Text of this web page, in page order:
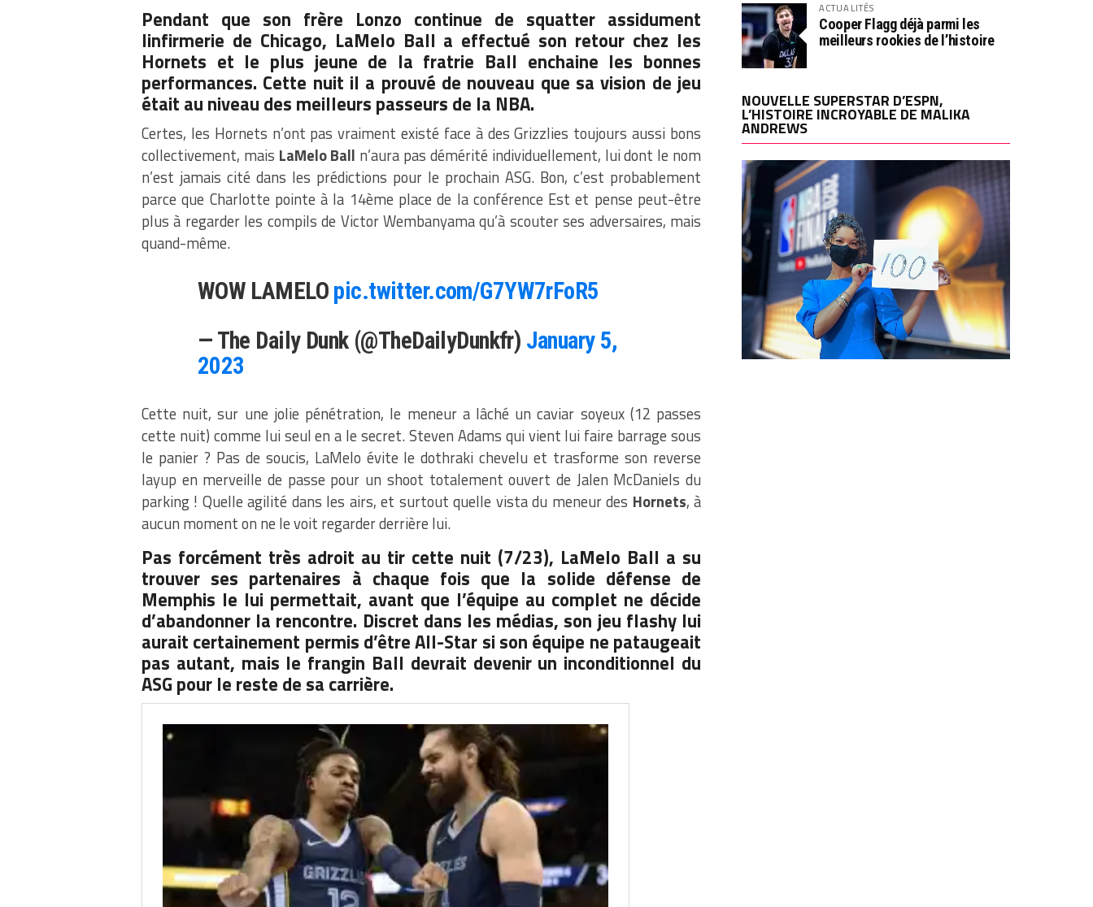
Pendant que son frère Lonzo continue de squatter assidument
linfirmerie de Chicago, LaMelo Ball a effectué son retour chez les
Hornets et le plus jeune de la fratrie Ball enchaine les bonnes
performances. Cette nuit il a prouvé de nouveau que sa vision de jeu
était au niveau des meilleurs passeurs de la NBA.
Certes, les Hornets n’ont pas vraiment existé face à des Grizzlies toujours aussi bons
collectivement, mais LaMelo Ball n’aura pas démérité individuellement, lui dont le nom
n’est jamais cité dans les prédictions pour le prochain ASG. Bon, c’est probablement
parce que Charlotte pointe à la 14ème place de la conférence Est et pense peut-être
plus à regarder les compils de Victor Wembanyama qu’à scouter ses adversaires, mais
quand-même.
WOW LAMELO pic.twitter.com/G7YW7rFoR5
— The Daily Dunk (@TheDailyDunkfr) January 5,
2023
Cette nuit, sur une jolie pénétration, le meneur a lâché un caviar soyeux (12 passes
cette nuit) comme lui seul en a le secret. Steven Adams qui vient lui faire barrage sous
le panier ? Pas de soucis, LaMelo évite le dothraki chevelu et trasforme son reverse
layup en merveille de passe pour un shoot totalement ouvert de Jalen McDaniels du
parking ! Quelle agilité dans les airs, et surtout quelle vista du meneur des Hornets, à
aucun moment on ne le voit regarder derrière lui.
Pas forcément très adroit au tir cette nuit (7/23), LaMelo Ball a su
trouver ses partenaires à chaque fois que la solide défense de
Memphis le lui permettait, avant que l’équipe au complet ne décide
d’abandonner la rencontre. Discret dans les médias, son jeu flashy lui
aurait certainement permis d’être All-Star si son équipe ne pataugeait
pas autant, mais le frangin Ball devrait devenir un inconditionnel du
ASG pour le reste de sa carrière.
ACTUALITÉS
Cooper Flagg déjà parmi les
meilleurs rookies de l’histoire
NOUVELLE SUPERSTAR D’ESPN,
L’HISTOIRE INCROYABLE DE MALIKA
ANDREWS